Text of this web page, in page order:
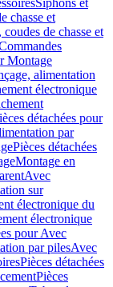
Siphons et
chasse et
de chasse et
Montage
alimentation
électronique
détachées pour
par
Pièces détachées
Montage en
Avec
sur
électronique du
électronique
pour Avec
par pilesAvec
Pièces détachées
Pièces